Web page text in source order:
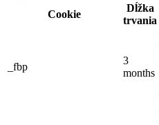
Cookie
Dĺžka
trvania
_fbp
3
months